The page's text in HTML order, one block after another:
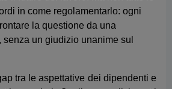
dei dipendenti che lavorano
diverso? Quanti “lavorano da
la politica aziendale e quanti no?
100 responsabili delle risorse